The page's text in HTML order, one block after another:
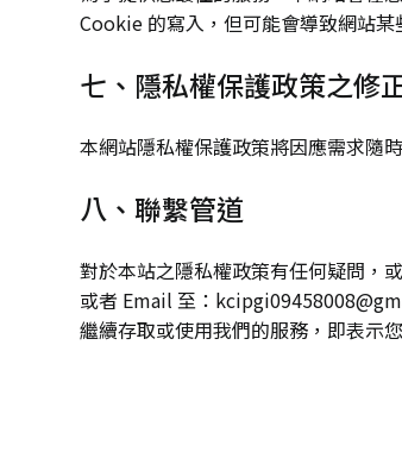
Cookie 的寫入，但可能會導致網站某
七、隱私權保護政策之修
本網站隱私權保護政策將因應需求隨
八、聯繫管道
對於本站之隱私權政策有任何疑問，
或者 Email 至：
繼續存取或使用我們的服務，即表示